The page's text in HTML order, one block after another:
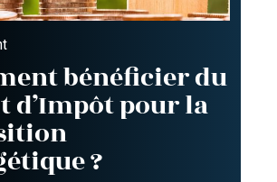
bénéficier du
d’Impôt pour la
?